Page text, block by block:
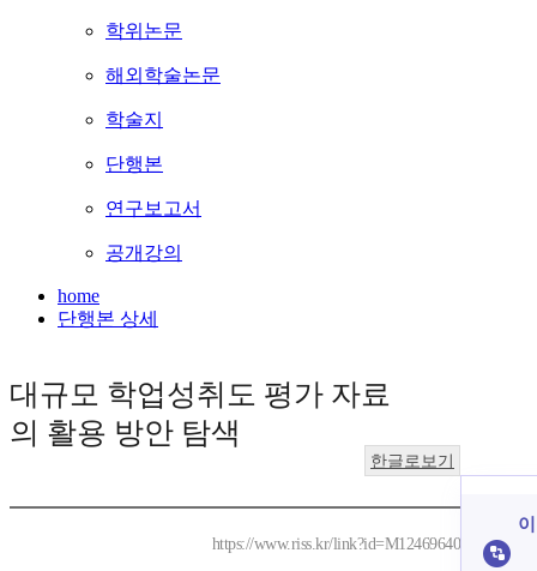
학위논문
해외학술논문
학술지
단행본
연구보고서
공개강의
home
단행본 상세
대규모 학업성취도 평가 자료
의 활용 방안 탐색
한글로보기
https://www.riss.kr/link?id=M12469640